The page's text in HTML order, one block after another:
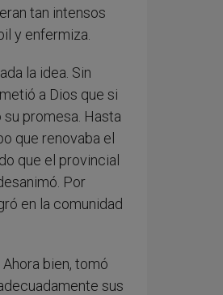
tan intensos
y enfermiza.
la idea. Sin
a Dios que si
promesa. Hasta
que renovaba el
que el provincial
Por
en la comunidad
bien, tomó
sus